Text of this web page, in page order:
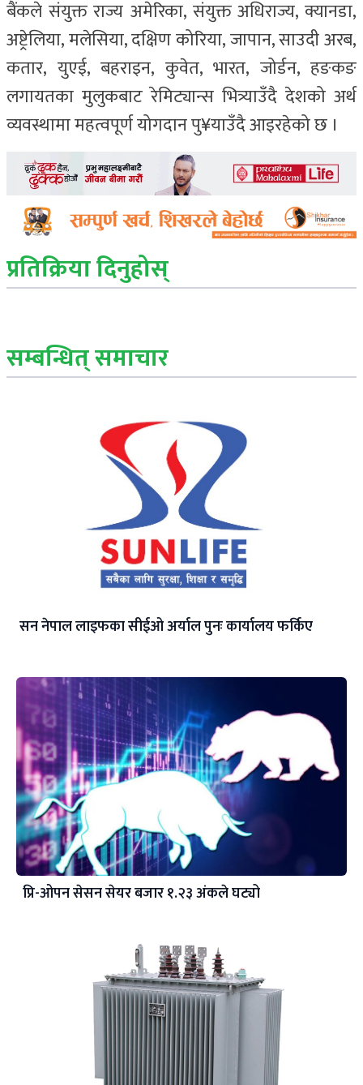
बैंकले संयुक्त राज्य अमेरिका, संयुक्त अधिराज्य, क्यानडा,
अष्ट्रेलिया, मलेसिया, दक्षिण कोरिया, जापान, साउदी अरब,
कतार, युएई, बहराइन, कुवेत, भारत, जोर्डन, हङकङ
लगायतका मुलुकबाट रेमिट्यान्स भित्र्याउँदै देशको अर्थ
व्यवस्थामा महत्वपूर्ण योगदान पु¥याउँदै आइरहेको छ ।
प्रतिक्रिया दिनुहोस्
सम्बन्धित् समाचार
सन नेपाल लाइफका सीईओ अर्याल पुनः कार्यालय फर्किए
प्रि-ओपन सेसन सेयर बजार १.२३ अंकले घट्यो